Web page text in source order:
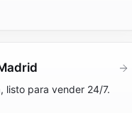
listo para vender 24/7.